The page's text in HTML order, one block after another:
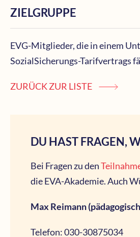
ZIELGRUPPE
EVG-Mitglieder, die in einem
SozialSicherungs-Tarifvertrags
ZURÜCK ZUR LISTE
DU HAST FRAGEN,
Bei Fragen zu den
die EVA-Akademie. Auch
Max Reimann
Telefon: 030-30875034